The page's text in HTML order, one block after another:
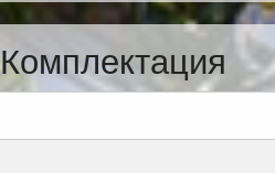
Комплектация